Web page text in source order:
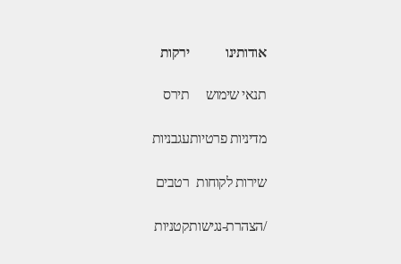
תנאי שימוש
מדיניות פרטיות
שירות לקוחות
/הצהרת-נגישות
ירקות
תירס
עגבניות
רטבים
קטניות